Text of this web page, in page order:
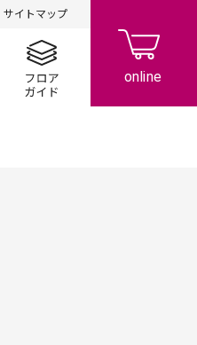
サイトマップ
サービスガイドフロアガイド